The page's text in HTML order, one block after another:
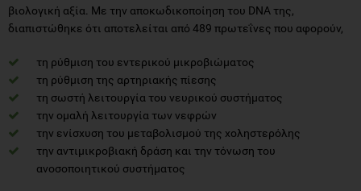
βιολογική αξία. Με την αποκωδικοποίηση του DNA της,
διαπιστώθηκε ότι αποτελείται από 489 πρωτεΐνες που αφορούν,
τη ρύθμιση του εντερικού μικροβιώματος
τη ρύθμιση της αρτηριακής πίεσης
τη σωστή λειτουργία του νευρικού συστήματος
την ομαλή λειτουργία των νεφρών
την ενίσχυση του μεταβολισμού της χοληστερόλης
την αντιμικροβιακή δράση και την τόνωση του
ανοσοποιητικού συστήματος